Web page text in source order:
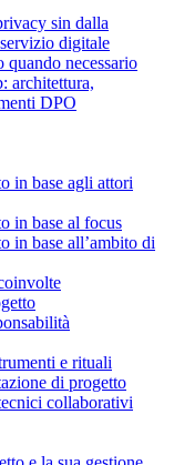
sin dalla
digitale
necessario
architettura,
DPO
in base agli attori
in base al focus
in base all’ambito di
e rituali
di progetto
collaborativi